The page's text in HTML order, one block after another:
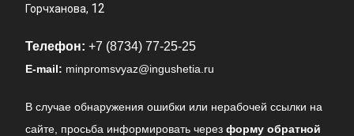
Горчханова, 12
Телефон: +7 (8734) 77-25-25
E-mail: minpromsvyaz@ingushetia.ru
В случае обнаружения ошибки или нерабочей ссылки на
сайте, просьба информировать черезформу обратной